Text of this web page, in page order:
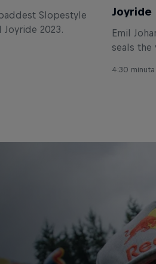
Slopestyle
2023.
Joyride
Emil
seals the
4:30 minuta